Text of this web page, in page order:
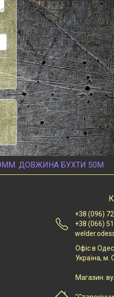
ДОВЖИНА БУХТИ 50М
+38 (096)
+38 (066)
Офіс в
Українa, м.
Магазин: